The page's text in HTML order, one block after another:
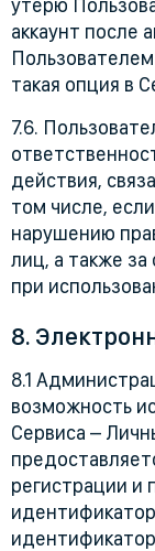
утерю
аккаунт после
такая опция в
7.6.
действия,
том числе,
нарушению
лиц, а также
при
8.
8.1
возможность
Сервиса –
регистрации и